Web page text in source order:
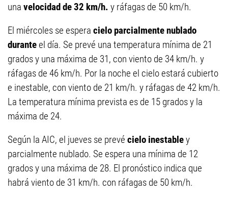
una velocidad de 32 km/h. y ráfagas de 50 km/h.
El miércoles se espera cielo parcialmente nublado
duranteel día. Se prevé una temperatura mínima de 21
grados y una máxima de 31, con viento de 34 km/h. y
ráfagas de 46 km/h. Por la noche el cielo estará cubierto
e inestable, con viento de 21 km/h. y ráfagas de 42 km/h.
La temperatura mínima prevista es de 15 grados y la
máxima de 24.
Según la AIC, el jueves se prevé cielo inestabley
parcialmente nublado. Se espera una mínima de 12
grados y una máxima de 28. El pronóstico indica que
habrá viento de 31 km/h. con ráfagas de 50 km/h.